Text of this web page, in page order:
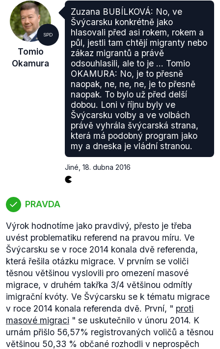
c) k zásahu do výkonu moci soudní.
Je tedy zjevné, že podle návrhu by šlo hlasovat o
setrvání v Evropské unii či přijetí eura. Tuto otázku
by posuzoval podle článku 5 návrhu Ústavní soud
(je-li v souladu se článkem 1 tohoto návrhu zákona.)
Návrh byl v
hlasování zamítnutjiž v 1. čtení. Proti
návrhu hlasovaly strany vládní koalice, opoziční
TOP 09, ODS a část klubu KSČM se při hlasování
Článek 10 Okamurova návrhu pak řešil právě
závaznost výsledku referenda.
(1) Rozhodnutí přijatá v referendu jsou závazná pro
všechny orgány i osoby.Okamura má pravdu, že
pokud by byl přijat jím navržený zákon (a byl-li by
shledán jako konformní s Ústavou České republiky),
tak by podle něj šlo rozhodovat o otázkách, o
kterých Okamura mluví. Stejně tak návrh popisuje
závaznost případného schváleného referenda.
(především pak v otázce výsledků možného
referenda), čistě teoreticky je ovšem jeho výrok
pravdivý.
SPD
Tomio
Okamura
Zuzana BUBÍLKOVÁ: No, ve
Švýcarsku konkrétně jako
hlasovali před asi rokem, rokem a
půl, jestli tam chtějí migranty nebo
zákaz migrantů a právě
odsouhlasili, ale to je ... Tomio
OKAMURA: No, je to přesně
naopak, ne, ne, ne, je to přesně
naopak. To bylo už před delší
dobou. Loni v říjnu byly ve
Švýcarsku volby a ve volbách
právě vyhrála švýcarská strana,
která má podobný program jako
my a dneska je vládní stranou.
Jiné 18. dubna 2016
PRAVDA
Výrok hodnotíme jako pravdivý, přesto je třeba
uvést problematiku referend na pravou míru. Ve
Švýcarsku se v roce 2014 konala dvě referenda,
která řešila otázku migrace. V prvním se voliči
těsnou většinou vyslovili pro omezení masové
migrace, v druhém takřka 3/4 většinou odmítly
imigrační kvóty. Ve Švýcarsku se k tématu migrace
v roce 2014 konala referenda dvě. První, " proti
masové migraci " se uskutečnilo v únoru 2014. K
urnám přišlo 56,57% registrovaných voličů a těsnou
většinou 50,33 % občané rozhodli v neprospěch